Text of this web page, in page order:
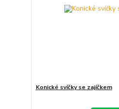
Konické svíčky se zajíčkem